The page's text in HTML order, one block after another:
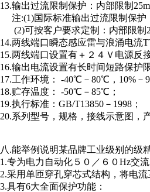
13.输出过流限制保护：内部限制
注:(1)国际标准输出过流限制保护
(2)可按客户要求定制：内部限制
14.两线端口瞬态感应雷与浪涌电流
15.两线端口设置有＋２４Ｖ电源反
16.输出电流设置有长时间短路保护
17.工作环境： -40℃－80℃，10%－
18.贮存温度： -50℃－85℃；
19.执行标准：GB/T13850－1998；
20.系列型号，规格，接线示意图，
八.能举例说明某品牌工业级别的级
1.专为电力自动化５０／６０Hz交
2.采用单匝穿孔穿芯式结构，将电
3.具有6大全面保护功能：